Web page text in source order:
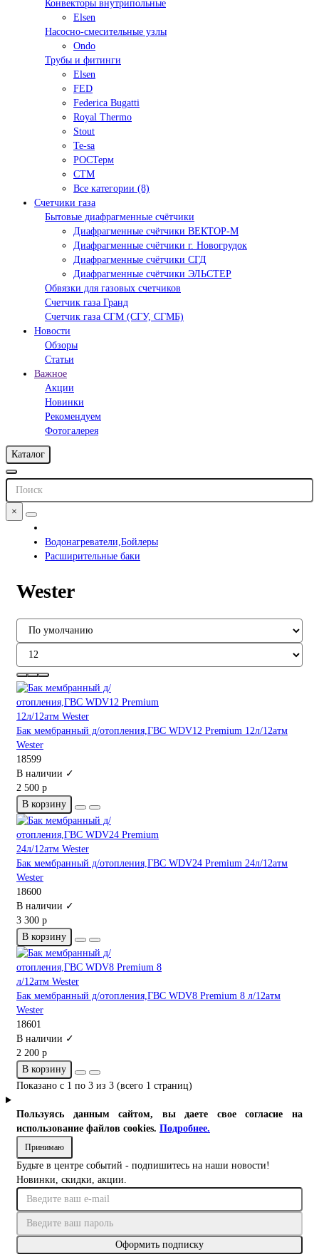
Конвекторы внутрипольные
Elsen
Насосно-смесительные узлы
Ondo
Трубы и фитинги
Elsen
FED
Federica Bugatti
Royal Thermo
Stout
Te-sa
РОСТерм
СТМ
Все категории (8)
Счетчики газа
Бытовые диафрагменные счётчики
Диафрагменные счётчики ВЕКТОР-М
Диафрагменные счётчики г. Новогрудок
Диафрагменные счётчики СГД
Диафрагменные счётчики ЭЛЬСТЕР
Обвязки для газовых счетчиков
Счетчик газа Гранд
Счетчик газа СГМ (СГУ, СГМБ)
Новости
Обзоры
Статьи
Важное
Акции
Новинки
Рекомендуем
Фотогалерея
Каталог
×
Водонагреватели,Бойлеры
Расширительные баки
Wester
Бак мембранный д/отопления,ГВС WDV12 Premium 12л/12атм
Wester
18599
В наличии ✓
2 500 р
В корзину
Бак мембранный д/отопления,ГВС WDV24 Premium 24л/12атм
Wester
18600
В наличии ✓
3 300 р
В корзину
Бак мембранный д/отопления,ГВС WDV8 Premium 8 л/12атм
Wester
18601
В наличии ✓
2 200 р
В корзину
Показано с 1 по 3 из 3 (всего 1 страниц)
Пользуясь данным сайтом, вы даете свое согласие на
использование файлов cookies. Подробнее.
Принимаю
Будьте в центре событий - подпишитесь на наши новости!
Новинки, скидки, акции.
Оформить подписку